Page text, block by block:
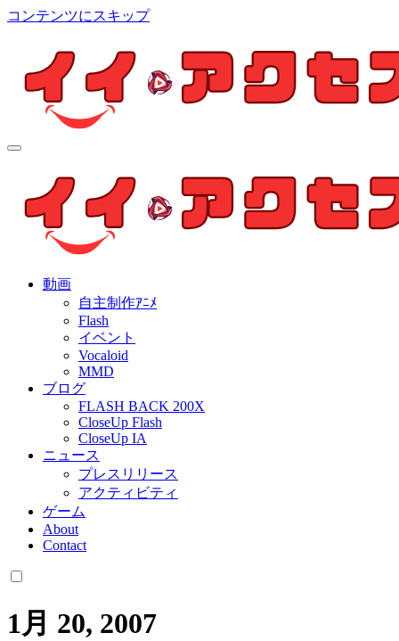
コンテンツにスキップ
個人制作アニメを中心とした動画紹介ブログ
動画
自主制作ｱﾆﾒ
Flash
イベント
Vocaloid
MMD
ブログ
FLASH BACK 200X
CloseUp Flash
CloseUp IA
ニュース
プレスリリース
アクティビティ
ゲーム
About
Contact
1月 20, 2007